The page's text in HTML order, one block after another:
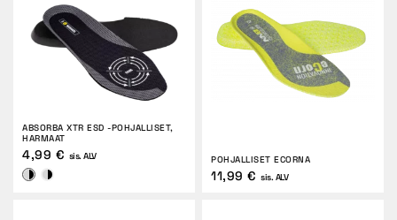
MEISTÄ
ARTIKKELIT
MYYMÄLÄ JA BISTRO
ABSORBA XTR ESD -POHJALLISET,
HARMAAT
4,99 € sis. ALV POHJALLISET ECORNA
11,99 € sis. ALV